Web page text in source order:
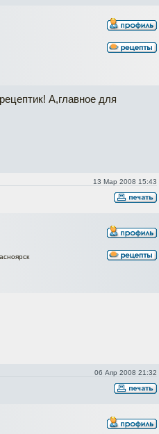
А,главное для
13 Мар 2008 15:43
06 Апр 2008 21:32